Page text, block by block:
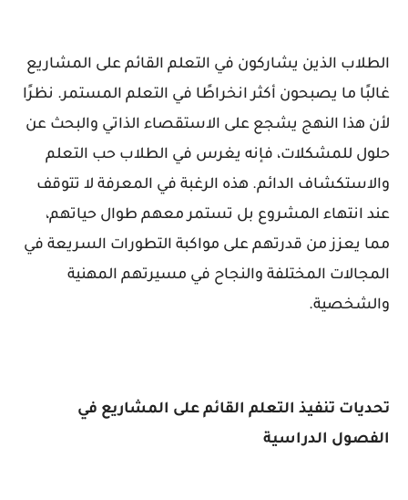
الطلاب الذين يشاركون في التعلم القائم على المشاريع
غالبًا ما يصبحون أكثر انخراطًا في التعلم المستمر. نظرًا
لأن هذا النهج يشجع على الاستقصاء الذاتي والبحث عن
حلول للمشكلات، فإنه يغرس في الطلاب حب التعلم
والاستكشاف الدائم. هذه الرغبة في المعرفة لا تتوقف
عند انتهاء المشروع بل تستمر معهم طوال حياتهم،
مما يعزز من قدرتهم على مواكبة التطورات السريعة في
المجالات المختلفة والنجاح في مسيرتهم المهنية
والشخصية.
تحديات تنفيذ التعلم القائم على المشاريع في
الفصول الدراسية